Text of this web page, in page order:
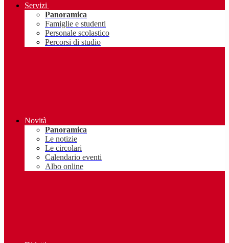
Servizi
Panoramica
Famiglie e studenti
Personale scolastico
Percorsi di studio
Novità
Panoramica
Le notizie
Le circolari
Calendario eventi
Albo online